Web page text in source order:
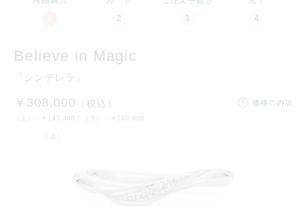
Believe in Magic
『シンデレラ』
￥308,000 （税込）
（上）： ￥147,400 / （下）： ￥160,600
価格の内訳
刻印の入力に関する注意点